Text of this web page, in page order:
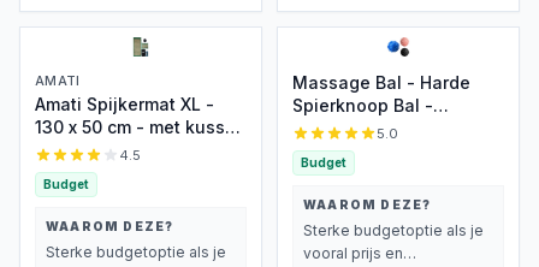
AMATI
Amati Spijkermat XL -
130 x 50 cm - met kussen
- Massagebal -
Acupressuur Mat -
Shakti Mat - Groen
4.5
Budget
WAAROM DEZE?
Sterke budgetoptie als je
Massage Bal - Harde
Spierknoop Bal -
Acupunctuur -
Massagebal Voeten -
Hard - Set van 3
5.0
Budget
WAAROM DEZE?
Sterke budgetoptie als je
vooral prijs en